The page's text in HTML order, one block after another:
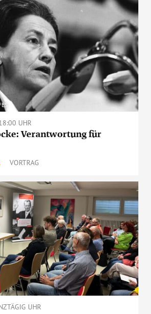
UHR
Verantwortung für
VORTRAG
UHR